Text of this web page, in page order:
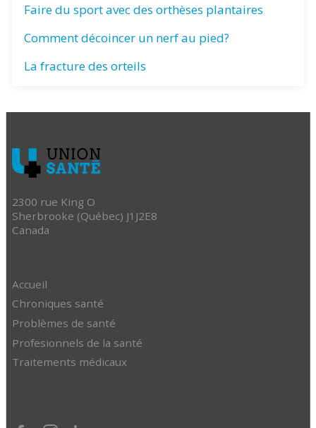
Faire du sport avec des orthèses plantaires
Comment décoincer un nerf au pied?
La fracture des orteils
2300 rue King O
Sherbrooke (Québec) J1J2E8
Canada
Accueil
Chroniques santé
Problèmes de santé
Profesionnels de la santé
Traitements médicaux